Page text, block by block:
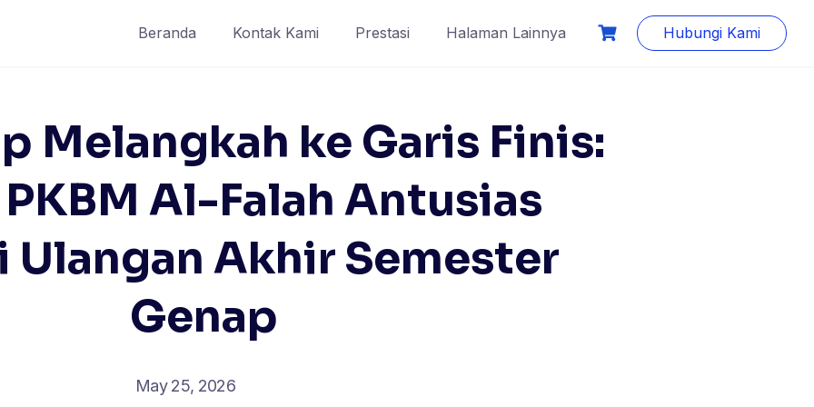
Beranda Kontak Kami Prestasi Halaman Lainnya Hubungi Kami
Melangkah ke Garis Finis:
Al-Falah Antusias
Ulangan Akhir Semester
Genap
May 25, 2026